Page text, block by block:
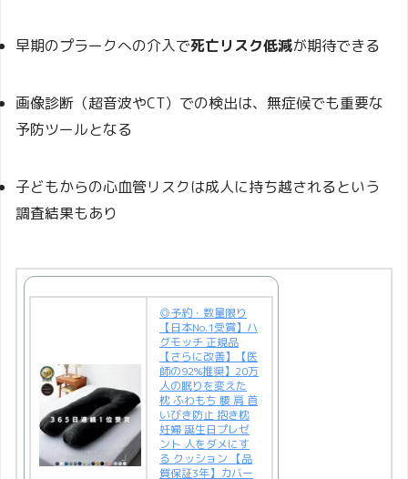
早期のプラークへの介入で死亡リスク低減が期待できる
画像診断（超音波やCT）での検出は、無症候でも重要な
予防ツールとなる
子どもからの心血管リスクは成人に持ち越されるという
調査結果もあり
◎予約・数量限り
【日本No.1受賞】ハ
グモッチ 正規品
【さらに改善】【医
師の92%推奨】20万
人の眠りを変えた
枕 ふわもち 腰 肩 首
いびき防止 抱き枕
妊婦 誕生日プレゼ
ント 人をダメにす
る クッション 【品
質保証3年】カバー